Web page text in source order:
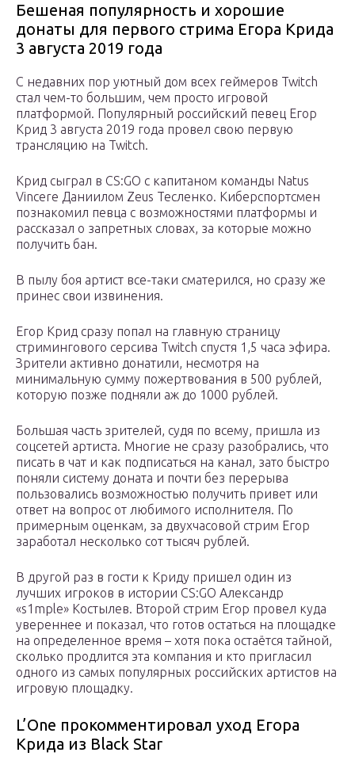
Бешеная популярность и хорошие
донаты для первого стрима Егора Крида
3 августа 2019 года
С недавних пор уютный дом всех геймеров Twitch
стал чем-то большим, чем просто игровой
платформой. Популярный российский певец Егор
Крид 3 августа 2019 года провел свою первую
трансляцию на Twitch.
Крид сыграл в CS:GO с капитаном команды Natus
Vincere Даниилом Zeus Тесленко. Киберспортсмен
познакомил певца с возможностями платформы и
рассказал о запретных словах, за которые можно
получить бан.
В пылу боя артист все-таки сматерился, но сразу же
принес свои извинения.
Егор Крид сразу попал на главную страницу
стримингового серсива Twitch спустя 1,5 часа эфира.
Зрители активно донатили, несмотря на
минимальную сумму пожертвования в 500 рублей,
которую позже подняли аж до 1000 рублей.
Большая часть зрителей, судя по всему, пришла из
соцсетей артиста. Многие не сразу разобрались, что
писать в чат и как подписаться на канал, зато быстро
поняли систему доната и почти без перерыва
пользовались возможностью получить привет или
ответ на вопрос от любимого исполнителя. По
примерным оценкам, за двухчасовой стрим Егор
заработал несколько сот тысяч рублей.
В другой раз в гости к Криду пришел один из
лучших игроков в истории CS:GO Александр
«s1mple» Костылев. Второй стрим Егор провел куда
увереннее и показал, что готов остаться на площадке
на определенное время – хотя пока остаётся тайной,
сколько продлится эта компания и кто пригласил
одного из самых популярных российских артистов на
игровую площадку.
L’One прокомментировал уход Егора
Крида из Black Star